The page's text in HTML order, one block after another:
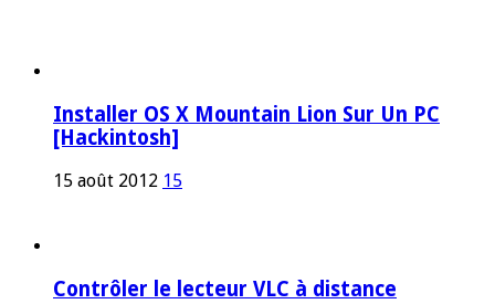
Installer OS X Mountain Lion Sur Un PC
[Hackintosh]
15 août 2012 15
Contrôler le lecteur VLC à distance